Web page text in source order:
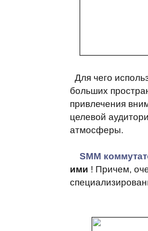
Для чего
больших
привлечения
целевой
атмосферы.
SMM
ими ! Причем,